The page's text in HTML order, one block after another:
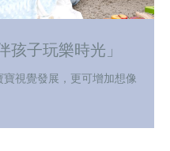
孩子玩樂時光」
視覺發展，更可增加想像